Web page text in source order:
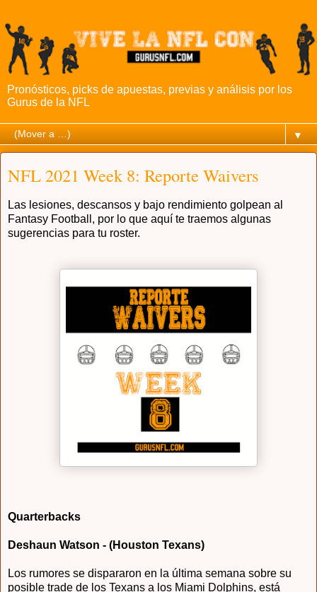
Pronósticos, picks de apuestas, previas y análisis por los
Gurus de la NFL
▼
NFL 2021 Week 8: Reporte Waivers
Las lesiones, descansos y bajo rendimiento golpean al
Fantasy Football, por lo que aquí te traemos algunas
sugerencias para tu roster.
Quarterbacks
Deshaun Watson - (Houston Texans)
Los rumores se dispararon en la última semana sobre su
posible trade de los Texans a los Miami Dolphins, está